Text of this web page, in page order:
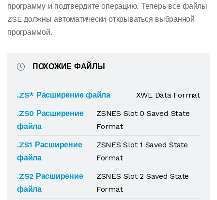
программу и подтвердите операцию. Теперь все файлы
ZSE должны автоматически открываться выбранной
программой.
ПОХОЖИЕ ФАЙЛЫ
.ZS* Расширение файла
XWE Data Format
.ZS0 Расширение
файла
ZSNES Slot 0 Saved State
Format
.ZS1 Расширение
файла
ZSNES Slot 1 Saved State
Format
.ZS2 Расширение
файла
ZSNES Slot 2 Saved State
Format